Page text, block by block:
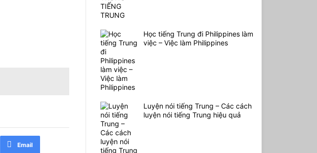
Email
Học tiếng Trung đi Philippines làm
việc – Việc làm Philippines
Luyện nói tiếng Trung – Các cách
luyện nói tiếng Trung hiệu quả